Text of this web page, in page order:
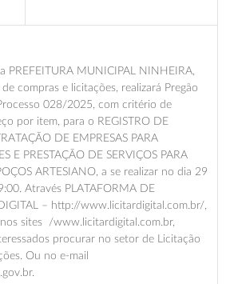
PREFEITURA MUNICIPAL NINHEIRA,
compras e licitações, realizará Pregão
028/2025, com critério de
por item, para o REGISTRO DE
DE EMPRESAS PARA
E PRESTAÇÃO DE SERVIÇOS PARA
ARTESIANO, a se realizar no dia 29
Através PLATAFORMA DE
– http://www.licitardigital.com.br/,
sites /www.licitardigital.com.br,
procurar no setor de Licitação
Ou no e-mail